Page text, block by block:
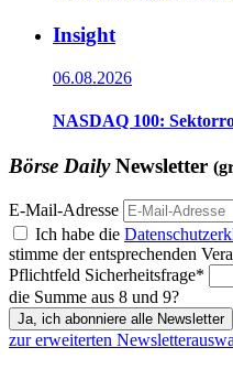
Insight
06.08.2026
NASDAQ 100:
Börse DailyNewsletter
E-Mail-Adresse
Ich habe die
stimme der entsprechenden
Pflichtfeld Sicherheitsfrage*
die Summe aus 8 und 9?
Ja, ich abonniere alle Newsletter
zur erweiterten